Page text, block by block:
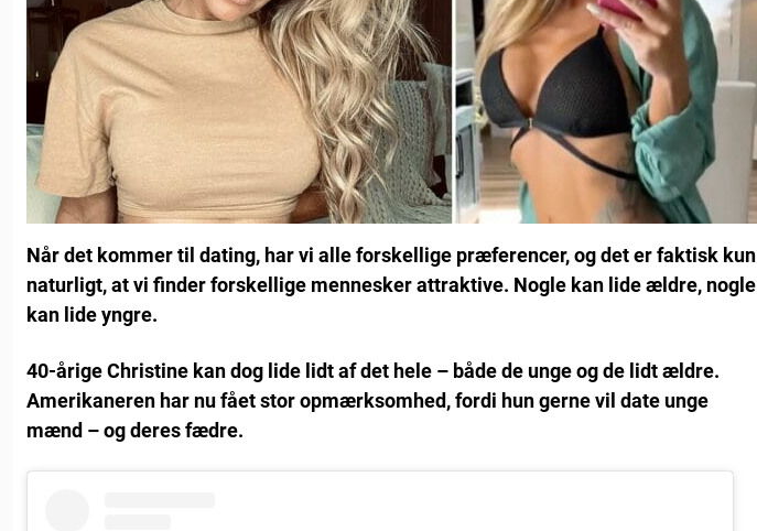
Når det kommer til dating, har vi alle forskellige præferencer, og det er faktisk kun
naturligt, at vi finder forskellige mennesker attraktive. Nogle kan lide ældre, nogle
kan lide yngre.
40-årige Christine kan dog lide lidt af det hele – både de unge og de lidt ældre.
Amerikaneren har nu fået stor opmærksomhed, fordi hun gerne vil date unge
mænd – og deres fædre.